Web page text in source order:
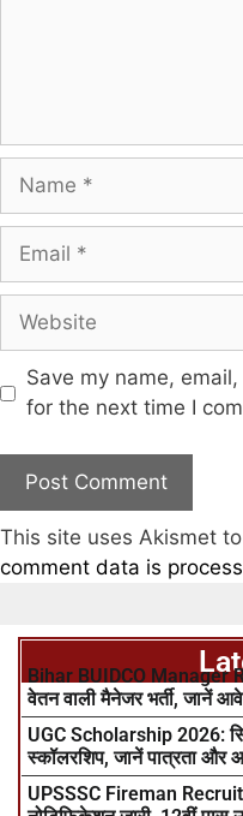
Save my name,
for the next time I
This site uses Akismet
comment data is
Bihar BUIDCO Manager
वेतन वाली मैनेजर भर्ती, जानें
UGC Scholarship 2026:
स्कॉलरशिप, जानें पात्रता और
UPSSSC Fireman